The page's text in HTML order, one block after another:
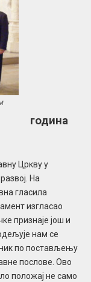
година
Цркву у
На
гласила
изгласао
признаје још и
нам се
по постављењу
послове. Ово
положај не само